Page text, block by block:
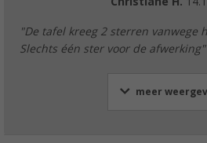
"De tafel kreeg 2 sterren vanwege
Slechts één ster voor de afwerking"
meer